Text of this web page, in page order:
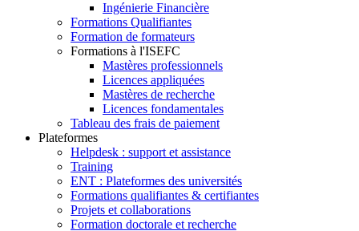
Ingénierie Financière
Formations Qualifiantes
Formation de formateurs
Formations à l'ISEFC
Mastères professionnels
Licences appliquées
Mastères de recherche
Licences fondamentales
Tableau des frais de paiement
Plateformes
Helpdesk : support et assistance
Training
ENT : Plateformes des universités
Formations qualifiantes & certifiantes
Projets et collaborations
Formation doctorale et recherche